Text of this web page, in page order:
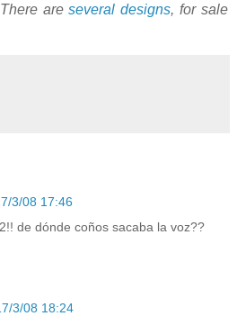
areseveral designs, for sale
3/08 17:46
de dónde coños sacaba la voz??
3/08 18:24